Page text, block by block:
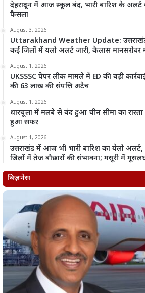
देहरादून में आज स्कूल बंद, भारी बारिश के अलर्ट
फैसला
August 3, 2026
Uttarakhand Weather Update: उत्तराखंड
कई जिलों में यलो अलर्ट जारी, कैलास मानसरोवर
August 1, 2026
UKSSSC पेपर लीक मामले में ED की बड़ी
की 63 लाख की संपत्ति अटैच
August 1, 2026
धारचूला में मलबे से बंद हुआ चीन सीमा का
हुआ सफर
August 1, 2026
उत्तराखंड में आज भी भारी बारिश का येलो
जिलों में तेज बौछारों की संभावना; मसूरी में
बिज़नेस